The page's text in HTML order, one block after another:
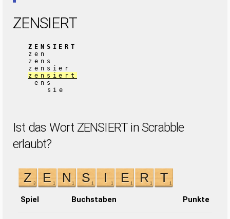
ZENSIERT
ZENSIERT
zen
zens
zensier
zensiert
ens
sie
Ist das Wort ZENSIERT in Scrabble
erlaubt?
Spiel Buchstaben Punkte